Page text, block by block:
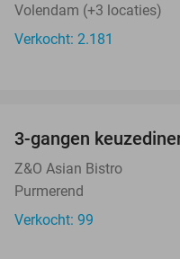
Volendam (+3 locaties)
Verkocht: 2.181
3-gangen
Z&O Asian Bistro
Purmerend
Verkocht: 99